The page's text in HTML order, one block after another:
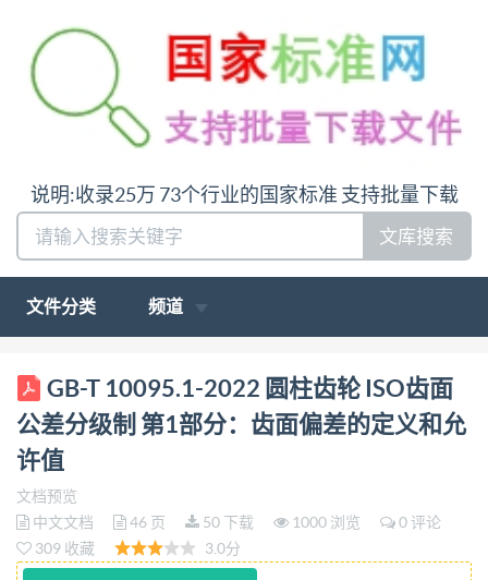
说明:收录25万 73个行业的国家标准 支持批量下载
文库搜索
文件分类 频道
ICS 21.200 CCSJ17 GB 中华人民共和国国家标准
GB/T10095.12022/IS01328-1:2013 代替
GB/T10095.1—2008 圆柱齿轮 ISO齿面公差分级制 第
1部分：齿面偏差的定义和允许值 Cylindrical gears-
ISOsystemof flanktoleranceclassification- Part
1:Definitions and allowable values of deviations
relevant to flanks of gear teeth (ISO1328-1:2013,IDT)
GB-T 10095.1-2022 圆柱齿轮 ISO齿面
公差分级制 第1部分：齿面偏差的定义和允
许值
文档预览
中文文档
46 页 50 下载 1000 浏览
0 评论
309 收藏
3.0分